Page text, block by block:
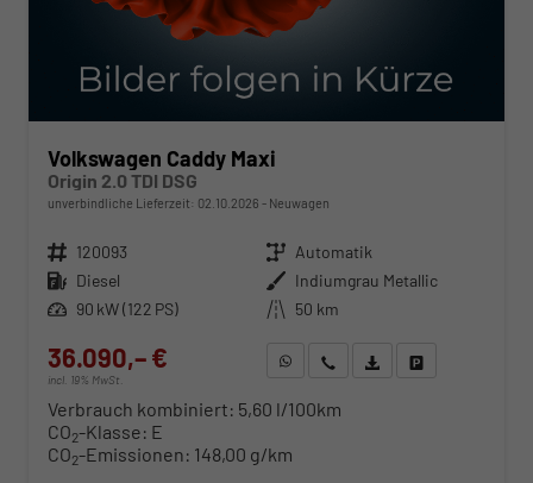
Volkswagen Caddy Maxi
Origin 2.0 TDI DSG
unverbindliche Lieferzeit: 02.10.2026 Neuwagen
Fahrzeugnr. 120093 Getriebe Automatik
Kraftstoff Diesel Außenfarbe Indiumgrau Metallic
Leistung 90 kW (122 PS) Kilometerstand 50 km
36.090,– €
incl. 19% MwSt.
WhatsApp anfragen
Wir rufen Sie anFahrzeugexposé (PDF)
Verbrauch kombiniert: 5,60 l/100km
CO2-Klasse: E
CO2-Emissionen: 148,00 g/km